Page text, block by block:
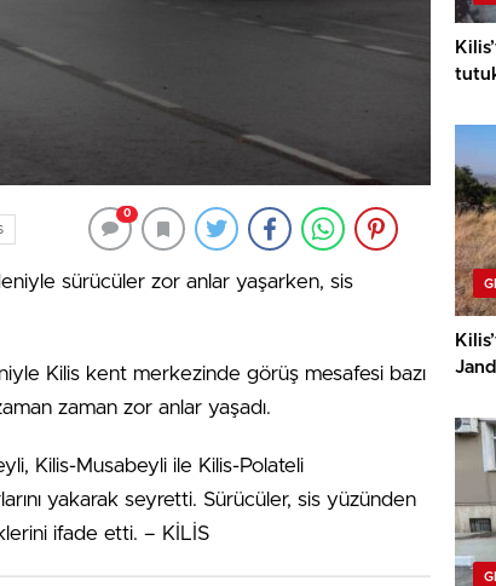
0
sürücüler zor anlar yaşarken, sis
Kilis kent merkezinde görüş mesafesi bazı
zaman zor anlar yaşadı.
Kilis-Musabeyli ile Kilis-Polateli
yakarak seyretti. Sürücüler, sis yüzünden
ifade etti. – KİLİS